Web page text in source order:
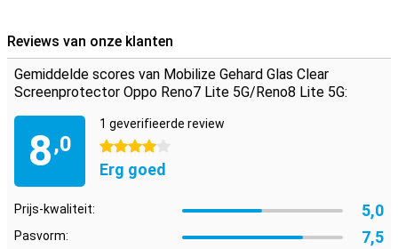
Beschermlaag die niet in de weg zit
Zoek je bescherming voor het display van je OPPO Reno7 Lite
5G/Reno8 Lite 5G? Dan is deze clear screenprotector een goede
optie. De beschermlaag zit niet in de weg en biedt bescherming
tegen vuil, stof en scherpe voorwerpen. Zo voorkom je krassen in
het scherm.
Reviews van onze klanten
Gemiddelde scores van Mobilize Gehard Glas Clear
Screenprotector Oppo Reno7 Lite 5G/Reno8 Lite 5G:
8,0
1 geverifieerde review
4 sterren
Erg goed
Prijs-kwaliteit: 5,0
Pasvorm: 7,5